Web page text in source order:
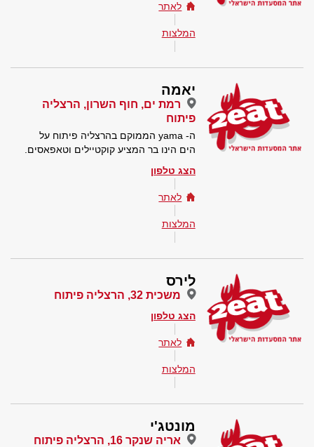
לאתר
המלצות
יאמה
רמת ים, חוף השרון, הרצליה
פיתוח
ה- yama הממוקם בהרצליה פיתוח על
הים הינו בר המציע קוקטיילים וטאפאסים.
הצג טלפון
לאתר
המלצות
לירס
משכית 32, הרצליה פיתוח
הצג טלפון
לאתר
המלצות
מונטג'י
אריה שנקר 16, הרצליה פיתוח